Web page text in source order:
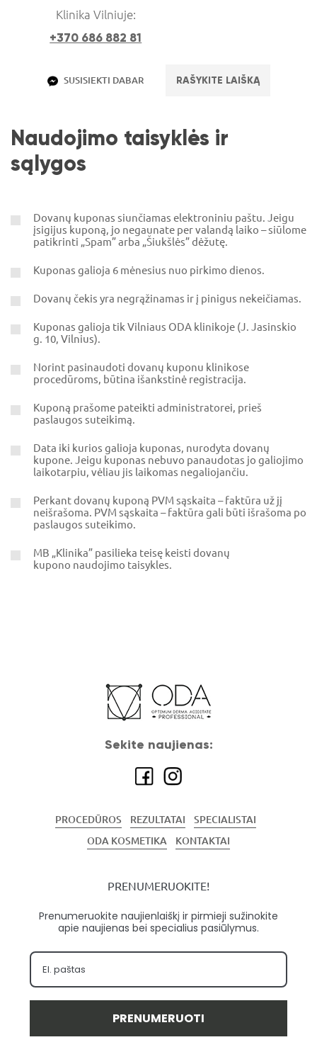
Klinika Vilniuje:
+370 686 882 81
SUSISIEKTI DABAR RAŠYKITE LAIŠKĄ
Naudojimo taisyklės ir
sąlygos
Dovanų kuponas siunčiamas elektroniniu paštu. Jeigu
įsigijus kuponą, jo negaunate per valandą laiko – siūlome
patikrinti „Spam” arba „Šiukšlės” dėžutę.
Kuponas galioja 6 mėnesius nuo pirkimo dienos.
Dovanų čekis yra negrąžinamas ir į pinigus nekeičiamas.
Kuponas galioja tik Vilniaus ODA klinikoje (J. Jasinskio
g. 10, Vilnius).
Norint pasinaudoti dovanų kuponu klinikose
procedūroms, būtina išankstinė registracija.
Kuponą prašome pateikti administratorei, prieš
paslaugos suteikimą.
Data iki kurios galioja kuponas, nurodyta dovanų
kupone. Jeigu kuponas nebuvo panaudotas jo galiojimo
laikotarpiu, vėliau jis laikomas negaliojančiu.
Perkant dovanų kuponą PVM sąskaita – faktūra už jį
neišrašoma. PVM sąskaita – faktūra gali būti išrašoma po
paslaugos suteikimo.
MB „Klinika” pasilieka teisę keisti dovanų
kupono naudojimo taisykles.
Sekite naujienas:
PROCEDŪROS REZULTATAI
SPECIALISTAI
ODA KOSMETIKA
KONTAKTAI
PRENUMERUOKITE!
Prenumeruokite naujienlaiškį ir pirmieji sužinokite
apie naujienas bei specialius pasiūlymus.
PRENUMERUOTI